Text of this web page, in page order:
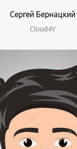
Сергей Бернацкий
Cloud4Y